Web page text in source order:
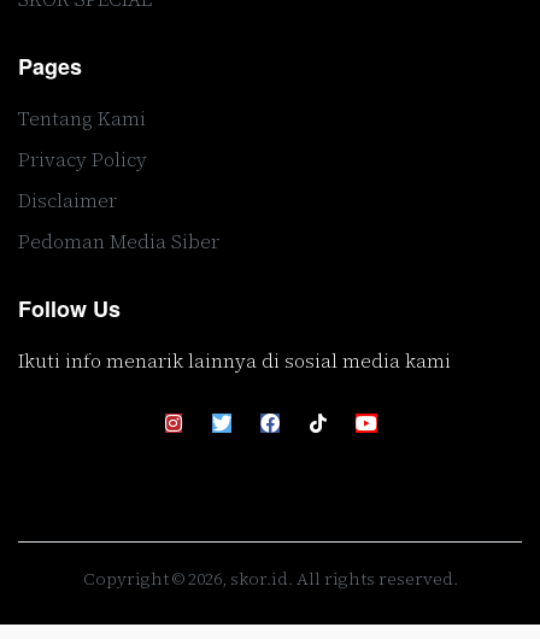
Pages
Tentang Kami
Privacy Policy
Disclaimer
Pedoman Media Siber
Follow Us
Ikuti info menarik lainnya di sosial media kami
Copyright © 2026, skor.id. All rights reserved.